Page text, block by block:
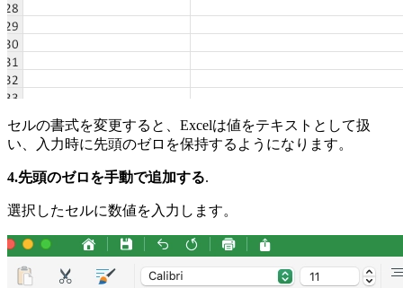
セルの書式を変更すると、Excelは値をテキストとして扱
い、入力時に先頭のゼロを保持するようになります。
4.先頭のゼロを手動で追加する.
選択したセルに数値を入力します。